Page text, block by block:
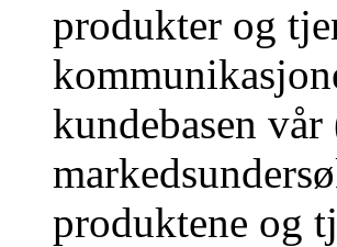
produkter og
kundebasen
produktene og